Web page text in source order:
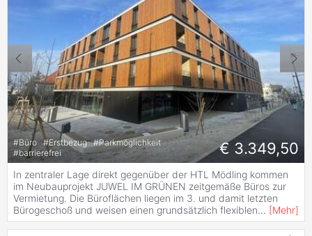
#Büro #Erstbezug #Parkmöglichkeit
#barrierefrei € 3.349,50
In zentraler Lage direkt gegenüber der HTL Mödling kommen
im Neubauprojekt JUWEL IM GRÜNEN zeitgemäße Büros zur
Vermietung. Die Büroflächen liegen im 3. und damit letzten
Bürogeschoß und weisen einen grundsätzlich flexiblen... [Mehr]